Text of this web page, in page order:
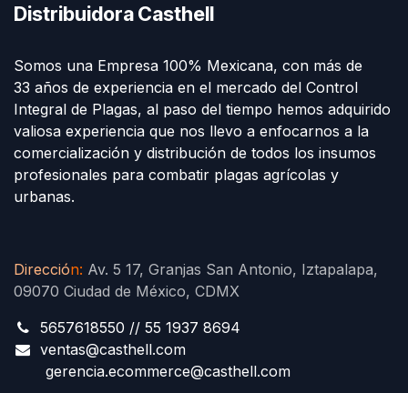
Distribuidora Casthell
Somos una Empresa 100% Mexicana, con más de
33 años de experiencia en el mercado del Control
Integral de Plagas, al paso del tiempo hemos adquirido
valiosa experiencia que nos llevo a enfocarnos a la
comercialización y distribución de todos los insumos
profesionales para combatir plagas agrícolas y
urbanas.
Dirección: Av. 5 17, Granjas San Antonio, Iztapalapa,
09070 Ciudad de México, CDMX
5657618550 // 55 1937 8694
ventas@casthell.com
gerencia.ecommerce@casthell.com